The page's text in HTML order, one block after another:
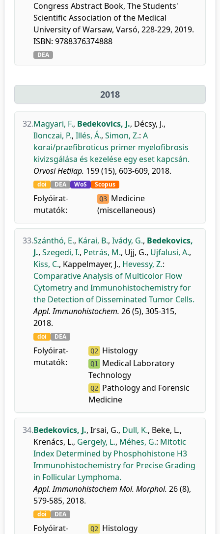
Congress Abstract Book, The Students'
Scientific Association of the Medical
University of Warsaw, Varsó, 228-229, 2019.
ISBN: 9788376374888
DEA
2018
32.Magyari, F., Bedekovics, J., Décsy, J.,
Ilonczai, P., Illés, Á., Simon, Z.: A
korai/praefibroticus primer myelofibrosis
kivizsgálása és kezelése egy eset kapcsán.
Orvosi Hetilap. 159 (15), 603-609, 2018.
doi DEA WoS Scopus
Folyóirat-
mutatók:
Q3 Medicine
(miscellaneous)
33.Szánthó, E., Kárai, B., Ivády, G., Bedekovics,
J., Szegedi, I., Petrás, M., Ujj, G., Ujfalusi, A.,
Kiss, C., Kappelmayer, J., Hevessy, Z.:
Comparative Analysis of Multicolor Flow
Cytometry and Immunohistochemistry for
the Detection of Disseminated Tumor Cells.
Appl. Immunohistochem. 26 (5), 305-315,
2018.
doi DEA
Folyóirat-
mutatók:
Q2 Histology
Q1 Medical Laboratory
Technology
Q2 Pathology and Forensic
Medicine
34.Bedekovics, J., Irsai, G., Dull, K., Beke, L.,
Krenács, L., Gergely, L., Méhes, G.: Mitotic
Index Determined by Phosphohistone H3
Immunohistochemistry for Precise Grading
in Follicular Lymphoma.
Appl. Immunohistochem Mol. Morphol. 26 (8),
579-585, 2018.
doi DEA
Folyóirat-
Q2 Histology